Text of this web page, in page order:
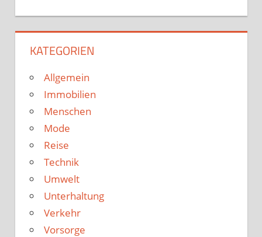
KATEGORIEN
Allgemein
Immobilien
Menschen
Mode
Reise
Technik
Umwelt
Unterhaltung
Verkehr
Vorsorge